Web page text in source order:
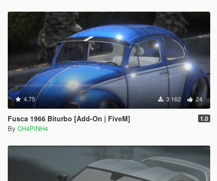
4.75 3 162 24
Fusca 1966 Biturbo [Add-On | FiveM] 1.0
By CH4PINH4